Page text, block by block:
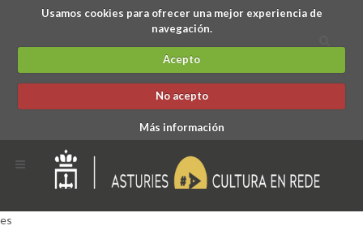
Usamos cookies para ofrecer una mejor experiencia de
navegación.
Acepto
No acepto
Más información
es